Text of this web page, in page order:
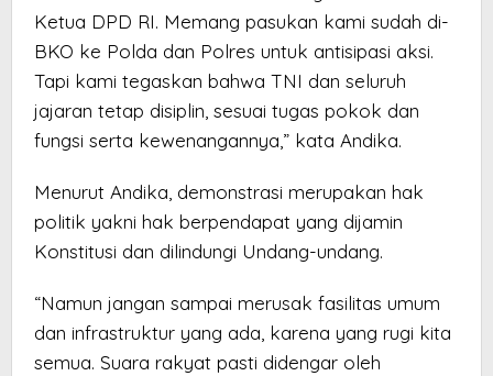
Ketua DPD RI. Memang pasukan kami sudah di-
BKO ke Polda dan Polres untuk antisipasi aksi.
Tapi kami tegaskan bahwa TNI dan seluruh
jajaran tetap disiplin, sesuai tugas pokok dan
fungsi serta kewenangannya,” kata Andika.
Menurut Andika, demonstrasi merupakan hak
politik yakni hak berpendapat yang dijamin
Konstitusi dan dilindungi Undang-undang.
“Namun jangan sampai merusak fasilitas umum
dan infrastruktur yang ada, karena yang rugi kita
semua. Suara rakyat pasti didengar oleh